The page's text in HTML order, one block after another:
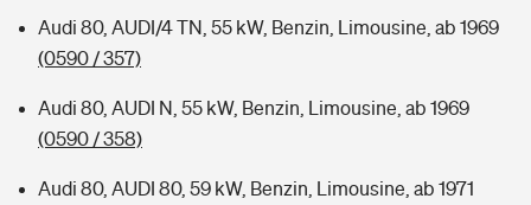
Audi 80, AUDI/4 TN, 55 kW, Benzin, Limousine, ab 1969
(0590 / 357)
Audi 80, AUDI N, 55 kW, Benzin, Limousine, ab 1969
(0590 / 358)
Audi 80, AUDI 80, 59 kW, Benzin, Limousine, ab 1971